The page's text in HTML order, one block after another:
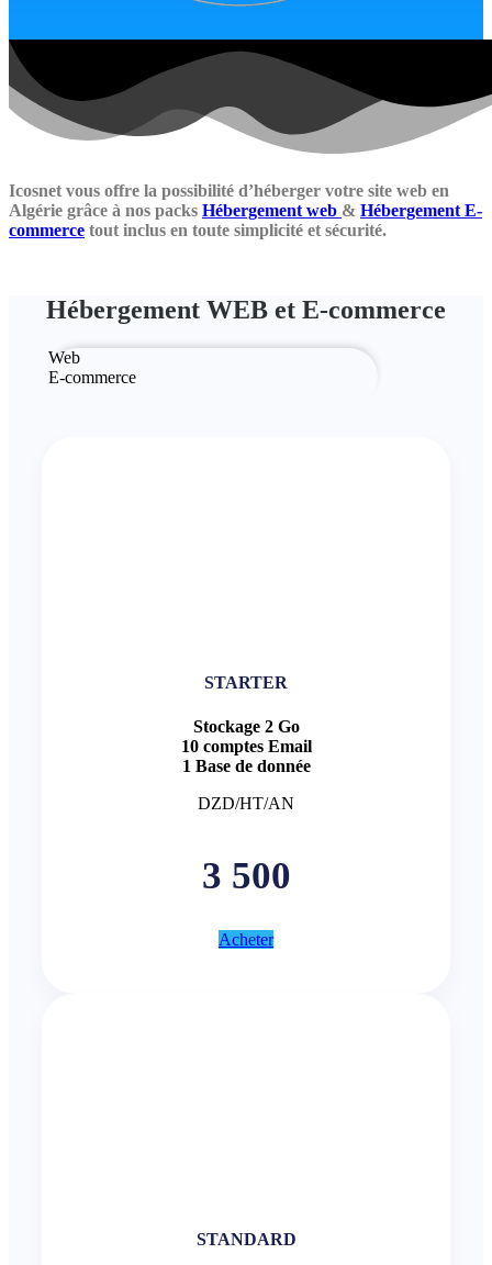
Icosnet vous offre la possibilité d’héberger votre site web en
Algérie grâce à nos packs Hébergement web & Hébergement E-
commerce tout inclus en toute simplicité et sécurité.
Hébergement WEB et E-commerce
Web
E-commerce
STARTER
Stockage 2 Go
10 comptes Email
1 Base de donnée
DZD/HT/AN
3 500
Acheter
STANDARD